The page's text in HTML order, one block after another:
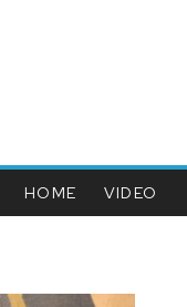
HOME VIDEO